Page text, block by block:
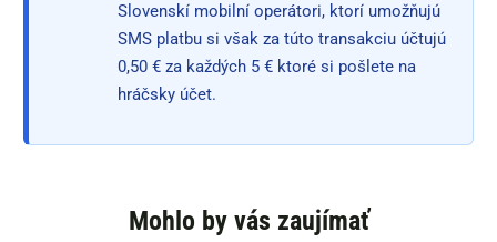
Slovenskí mobilní operátori, ktorí umožňujú
SMS platbu si však za túto transakciu účtujú
0,50 € za každých 5 € ktoré si pošlete na
hráčsky účet.
Mohlo by vás zaujímať